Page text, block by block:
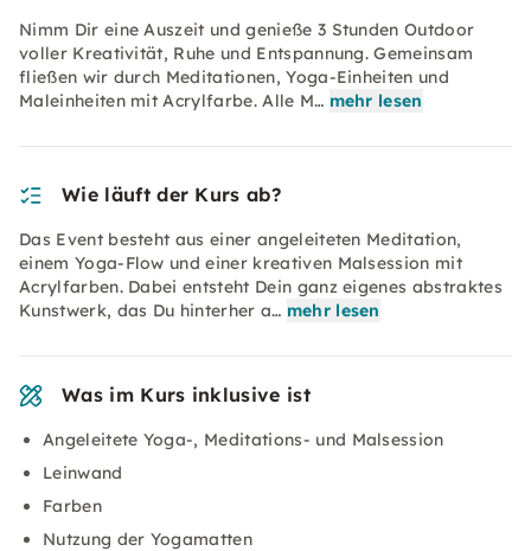
Nimm Dir eine Auszeit und genieße 3 Stunden Outdoor
voller Kreativität, Ruhe und Entspannung. Gemeinsam
fließen wir durch Meditationen, Yoga-Einheiten und
Maleinheiten mit Acrylfarbe. Alle M… mehr lesen
Wie läuft der Kurs ab?
Das Event besteht aus einer angeleiteten Meditation,
einem Yoga-Flow und einer kreativen Malsession mit
Acrylfarben. Dabei entsteht Dein ganz eigenes abstraktes
Kunstwerk, das Du hinterher a… mehr lesen
Was im Kurs inklusive ist
Angeleitete Yoga-, Meditations- und Malsession
Leinwand
Farben
Nutzung der Yogamatten